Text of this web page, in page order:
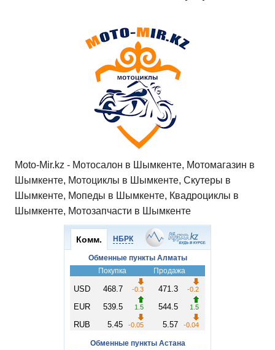
Moto-Mir.kz - Мотосалон в Шымкенте, Мотомагазин в
Шымкенте, Мотоциклы в Шымкенте, Скутеры в
Шымкенте, Мопеды в Шымкенте, Квадроциклы в
Шымкенте, Мотозапчасти в Шымкенте